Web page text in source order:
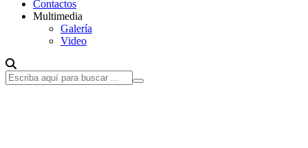
Contactos
Multimedia
Galería
Video